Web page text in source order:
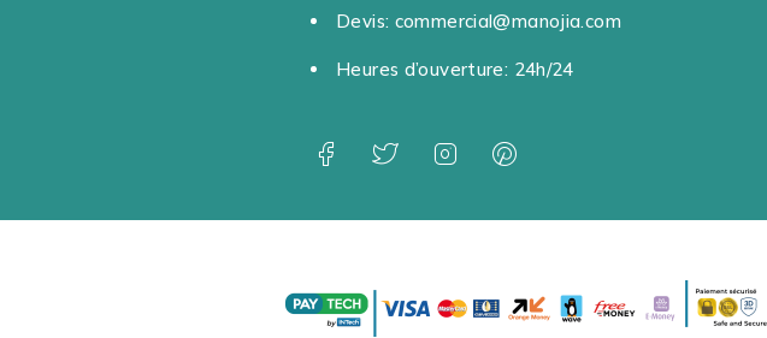
Devis: commercial@manojia.com
Heures d’ouverture: 24h/24